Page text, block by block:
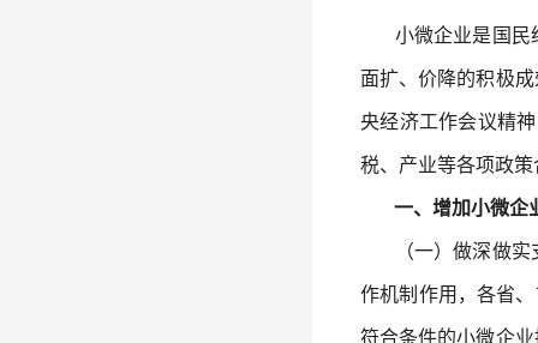
小微企业是国民经
面扩、价降的积极
央经济工作会议精
税、产业等各项政
一、增加小微企
（一）做深做实支
作机制作用，各省
符合条件的小微企